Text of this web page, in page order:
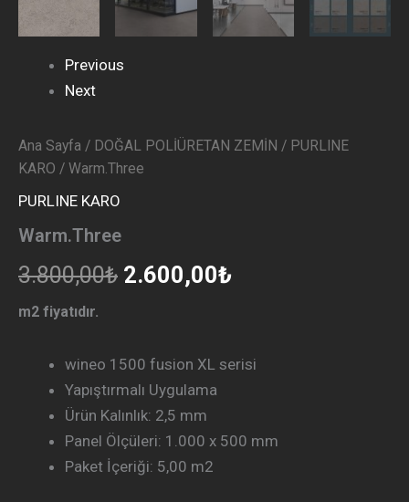
Previous
Next
Ana Sayfa / DOĞAL POLİÜRETAN ZEMİN / PURLINE
KARO / Warm.Three
PURLINE KARO
Warm.Three
3.800,00₺ 2.600,00₺
m2 fiyatıdır.
wineo 1500 fusion XL serisi
Yapıştırmalı Uygulama
Ürün Kalınlık: 2,5 mm
Panel Ölçüleri: 1.000 x 500 mm
Paket İçeriği: 5,00 m2